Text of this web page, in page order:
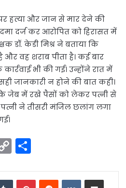
हत्या और जान से मार देने की
दर्ज कर आरोपित को हिरासत में
डॉ. केडी मिश्र ने बताया कि
और वह शराब पीता है। कई बार
भी की गई। उन्होंने रात में
जानकारी न होने की बात कही।
जेब में रखे पैसों को लेकर पत्नी से
ने तीसरी मंजिल छलांग लगा
C
o
p ar
TumblrPinterestReddit VKontakteShare via Email